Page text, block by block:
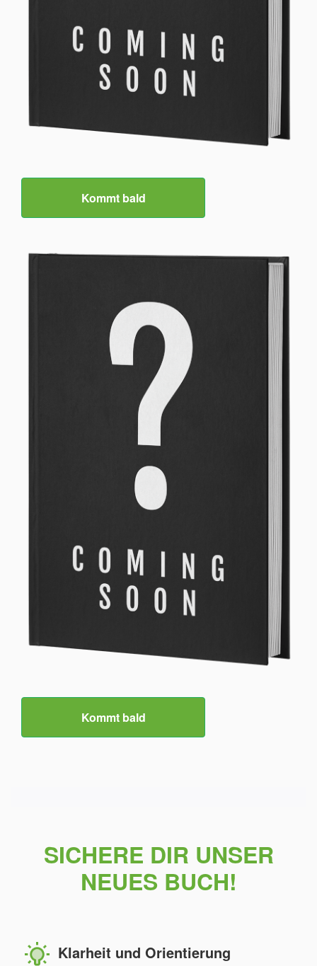
Kommt bald
Kommt bald
SICHERE DIR UNSER
NEUES BUCH!
Klarheit und Orientierung